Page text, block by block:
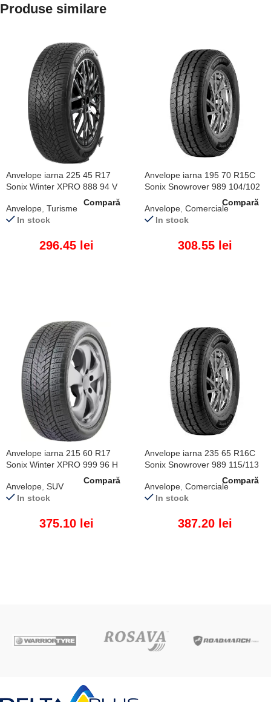
Produse similare
Anvelope iarna 225 45 R17
Sonix Winter XPRO 888 94 V
Anvelope Turisme
In stock
296.45 lei
Compară
Anvelope iarna 195 70 R15C
Sonix Snowrover 989 104/102
Anvelope Comerciale
In stock
308.55 lei
Compară
Anvelope iarna 215 60 R17
Sonix Winter XPRO 999 96 H
Anvelope SUV
In stock
375.10 lei
Compară
Anvelope iarna 235 65 R16C
Sonix Snowrover 989 115/113
Anvelope Comerciale
In stock
387.20 lei
Compară